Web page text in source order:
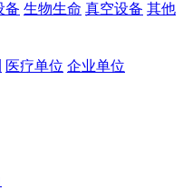
备 生物生命 真空设备 其他
医疗单位 企业单位